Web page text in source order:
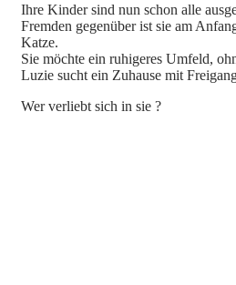
Ihre Kinder sind nun schon alle
Fremden gegenüber ist sie am
Katze.
Sie möchte ein ruhigeres Umfeld,
Luzie sucht ein Zuhause mit
Wer verliebt sich in sie ?